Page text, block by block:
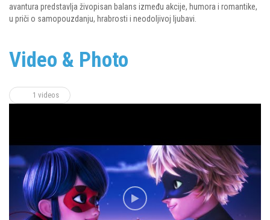
avantura predstavlja živopisan balans između akcije, humora i romantike,
u priči o samopouzdanju, hrabrosti i neodoljivoj ljubavi.
Video & Photo
1 videos